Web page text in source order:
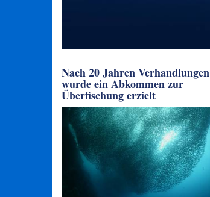
Nach 20 Jahren Verhandlungen
wurde ein Abkommen zur
Überfischung erzielt